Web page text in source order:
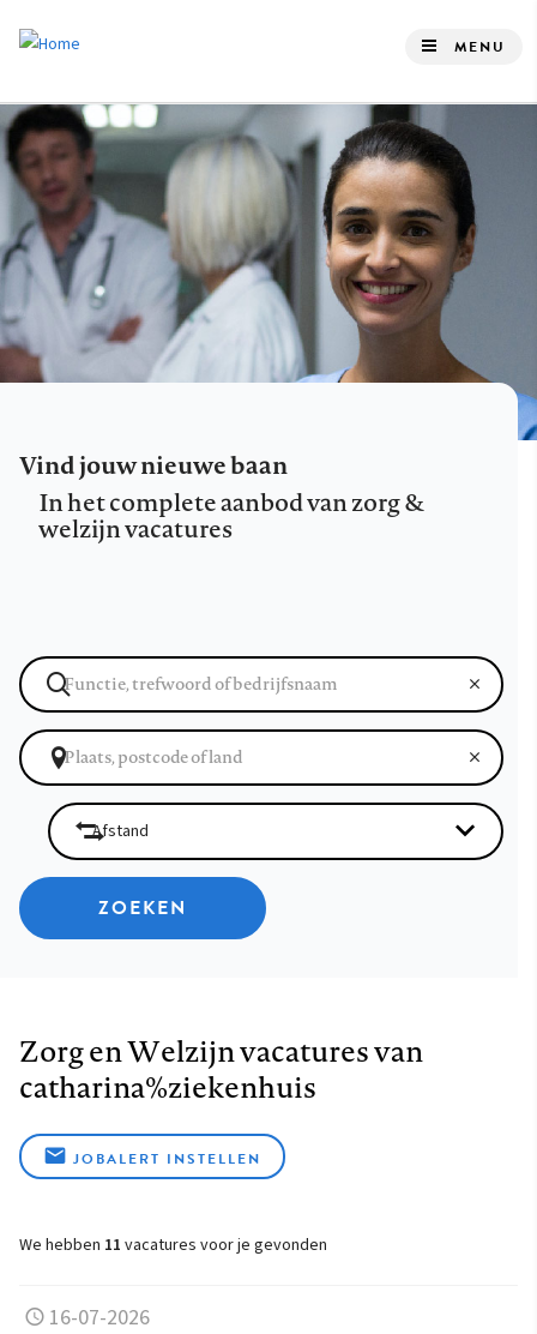
de
inhoud
gaan
MENU
Vind jouw nieuwe baan
In het complete aanbod van zorg &
welzijn vacatures
ZOEKEN
Zorg en Welzijn vacatures van
catharina%ziekenhuis
JOBALERT INSTELLEN
We hebben 11 vacatures voor je gevonden
16-07-2026